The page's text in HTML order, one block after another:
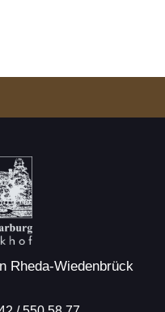
Rheda-Wiedenbrück